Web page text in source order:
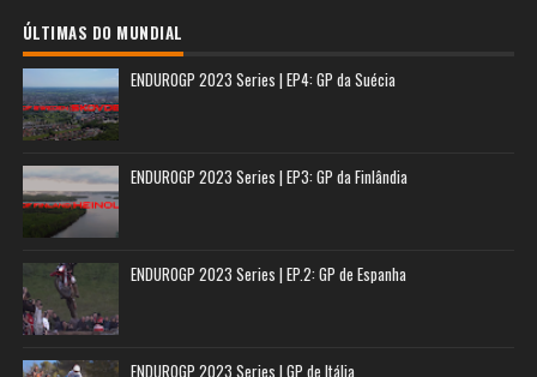
ÚLTIMAS DO MUNDIAL
ENDUROGP 2023 Series | EP4: GP da Suécia
ENDUROGP 2023 Series | EP3: GP da Finlândia
ENDUROGP 2023 Series | EP.2: GP de Espanha
ENDUROGP 2023 Series | GP de Itália